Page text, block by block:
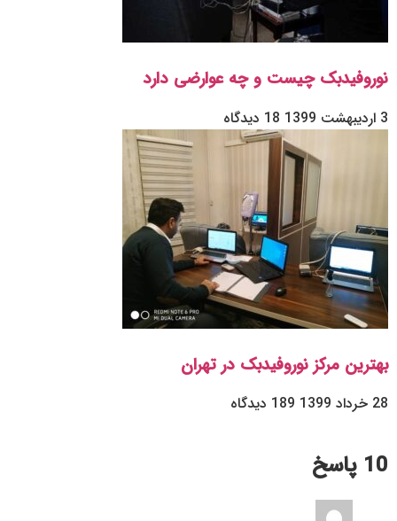
نوروفیدبک چیست و چه عوارضی دارد
3 اردیبهشت 1399 18 دیدگاه
بهترین مرکز نوروفیدبک در تهران
28 خرداد 1399 189 دیدگاه
10 پاسخ